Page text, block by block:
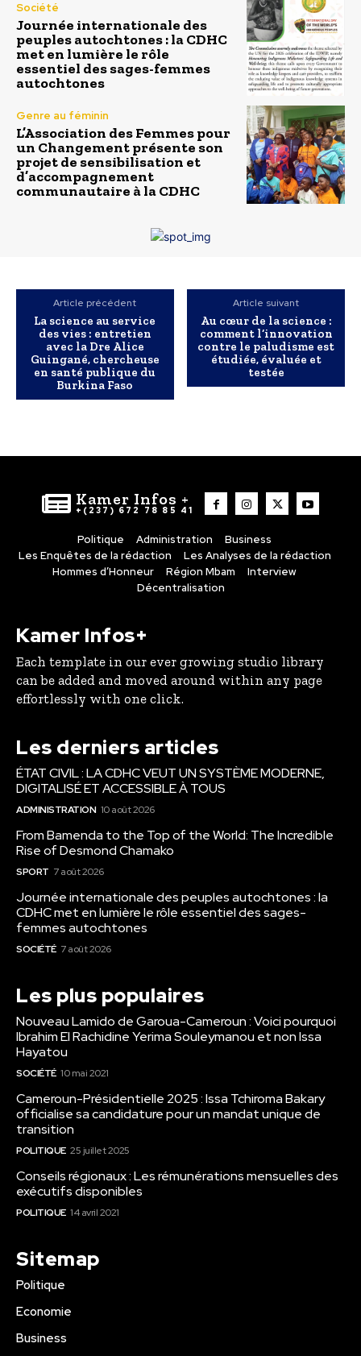
Société
Journée internationale des
peuples autochtones : la CDHC
met en lumière le rôle
essentiel des sages-femmes
autochtones
Genre au féminin
L’Association des Femmes pour
un Changement présente son
projet de sensibilisation et
d’accompagnement
communautaire à la CDHC
Article précédent
La science au service
des vies : entretien
avec la Dre Alice
Guingané, chercheuse
en santé publique du
Burkina Faso
Article suivant
Au cœur de la science :
comment l’innovation
contre le paludisme est
étudiée, évaluée et
testée
Kamer Infos +
+(237) 672 78 85 41
Politique Administration
Business
Les Enquêtes de la rédaction
Les Analyses de la rédaction
Hommes d’Honneur
Région Mbam
Interview
Décentralisation
Kamer Infos+
Each template in our ever growing studio library
can be added and moved around within any page
effortlessly with one click.
Les derniers articles
ÉTAT CIVIL : LA CDHC VEUT UN SYSTÈME MODERNE,
DIGITALISÉ ET ACCESSIBLE À TOUS
ADMINISTRATION 10 août 2026
From Bamenda to the Top of the World: The Incredible
Rise of Desmond Chamako
SPORT 7 août 2026
Journée internationale des peuples autochtones : la
CDHC met en lumière le rôle essentiel des sages-
femmes autochtones
SOCIÉTÉ 7 août 2026
Les plus populaires
Nouveau Lamido de Garoua-Cameroun : Voici pourquoi
Ibrahim El Rachidine Yerima Souleymanou et non Issa
Hayatou
SOCIÉTÉ 10 mai 2021
Cameroun-Présidentielle 2025 : Issa Tchiroma Bakary
officialise sa candidature pour un mandat unique de
transition
POLITIQUE 25 juillet 2025
Conseils régionaux : Les rémunérations mensuelles des
exécutifs disponibles
POLITIQUE 14 avril 2021
Sitemap
Politique
Economie
Business